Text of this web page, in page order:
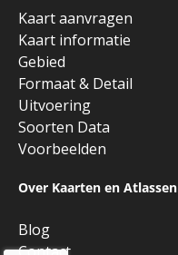
Kaart aanvragen
Kaart informatie
Gebied
Formaat & Detail
Uitvoering
Soorten Data
Voorbeelden
Over Kaarten en Atlassen
Blog